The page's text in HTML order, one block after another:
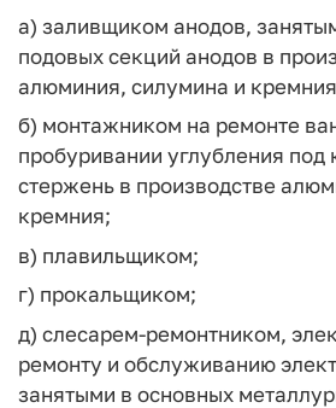
а) заливщиком анодов,
подовых секций анодов в
алюминия, силумина и
б) монтажником на ремонте
пробуривании углубления под
стержень в производстве
кремния;
в) плавильщиком;
г) прокальщиком;
д) слесарем-ремонтником,
ремонту и обслуживанию
занятыми в основных